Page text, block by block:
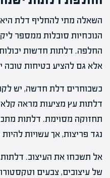
השאלה מתי להחליף דלת
הנוכחיות סובלות ממספר
החלפה. דלתות חדשות
אלא גם להציע בטיחות טובה
כשבוחרים דלת חדשה, יש
דלתות עץ מציעות מראה
תחזוקה מסוימת. דלתות
נגד פריצות, אך עשויות
אל תשכחו את העיצוב.
של עיצובים, צבעים